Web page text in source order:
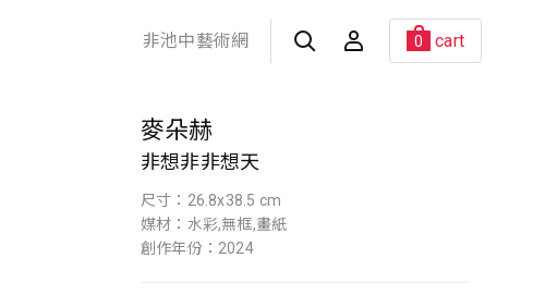
非池中藝術網 0 cart
麥朵赫
非想非非想天
尺寸：26.8x38.5 cm
媒材：水彩,無框,畫紙
創作年份：2024